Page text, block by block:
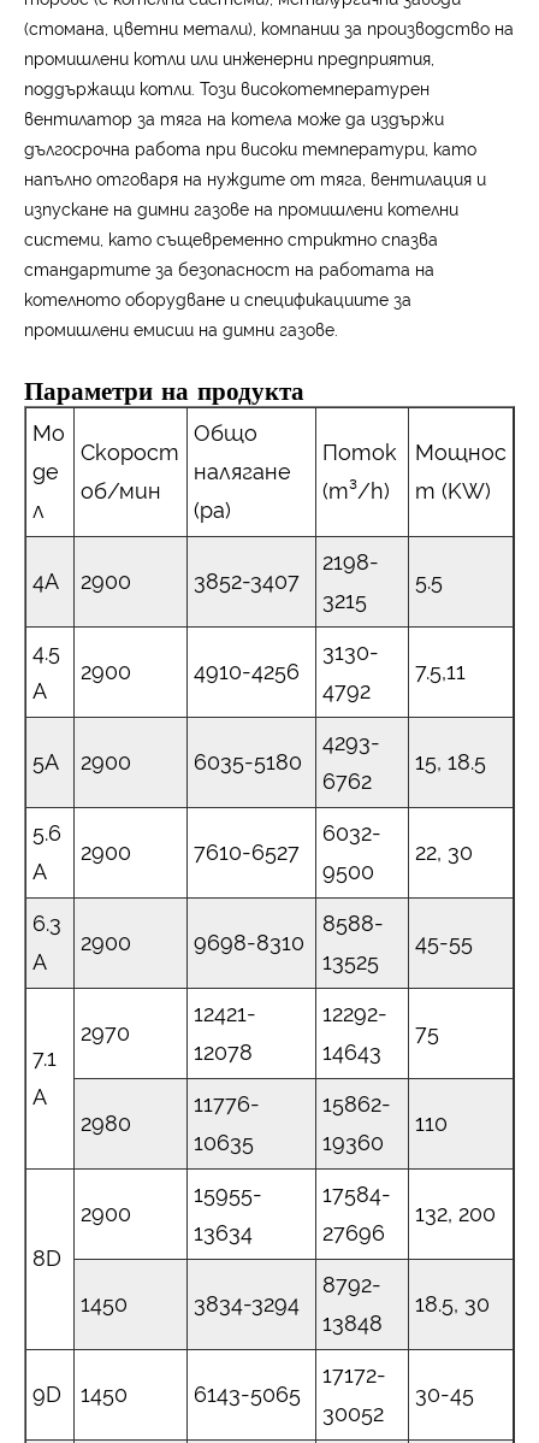
(стомана, цветни метали), компании за производство на
промишлени котли или инженерни предприятия,
поддържащи котли. Този високотемпературен
вентилатор за тяга на котела може да издържи
дългосрочна работа при високи температури, като
напълно отговаря на нуждите от тяга, вентилация и
изпускане на димни газове на промишлени котелни
системи, като същевременно стриктно спазва
стандартите за безопасност на работата на
котелното оборудване и спецификациите за
промишлени емисии на димни газове.
Параметри на продукта
Мо
де
л
Скорост
об/мин
Общо
налягане
(pa)
Поток
(m³/h)
Мощнос
т (KW)
4А 2900 3852-3407
2198-
3215
5.5
4.5
A
2900 4910-4256
3130-
4792
7.5,11
5А 2900 6035-5180
4293-
6762
15, 18.5
5.6
A
2900 7610-6527
6032-
9500
22, 30
6.3
A
2900 9698-8310
8588-
13525
45-55
7.1
A
2970
12421-
12078
12292-
14643
75
2980
11776-
10635
15862-
19360
110
8D
2900
15955-
13634
17584-
27696
132, 200
1450 3834-3294
8792-
13848
18.5, 30
9D 1450 6143-5065
17172-
30052
30-45